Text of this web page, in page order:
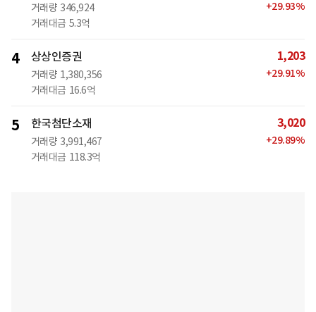
거래량 346,924
거래대금 5.3억
+29.93%
4 상상인증권
거래량 1,380,356
거래대금 16.6억
1,203
+29.91%
5 한국첨단소재
거래량 3,991,467
거래대금 118.3억
3,020
+29.89%